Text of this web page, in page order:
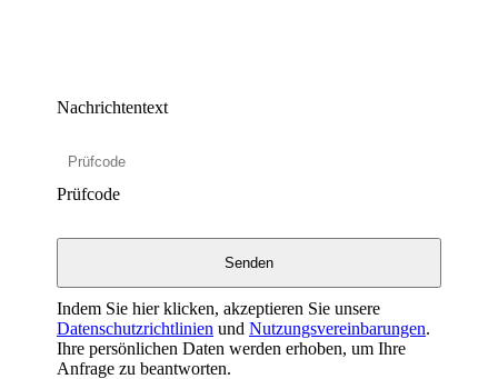
Nachrichtentext
Prüfcode
Indem Sie hier klicken, akzeptieren Sie unsere
Datenschutzrichtlinien und Nutzungsvereinbarungen.
Ihre persönlichen Daten werden erhoben, um Ihre
Anfrage zu beantworten.